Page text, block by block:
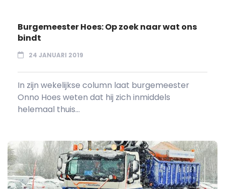
Burgemeester Hoes: Op zoek naar wat ons
bindt
24 JANUARI 2019
In zijn wekelijkse column laat burgemeester
Onno Hoes weten dat hij zich inmiddels
helemaal thuis...